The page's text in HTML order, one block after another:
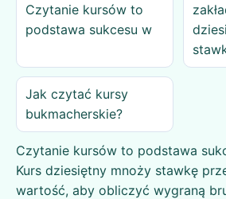
Czytanie kursów to
podstawa sukcesu w
Jak czytać kursy
bukmacherskie?
Czytanie kursów to podstawa
Kurs dziesiętny mnoży stawkę
wartość, aby obliczyć wygraną